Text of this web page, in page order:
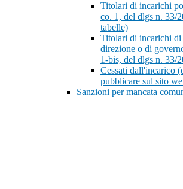
Titolari di incarichi
co. 1, del dlgs n. 33/
tabelle)
Titolari di incarichi di
direzione o di
1-bis, del dlgs n. 33/
Cessati dall'incarico
pubblicare sul sito
Sanzioni per mancata